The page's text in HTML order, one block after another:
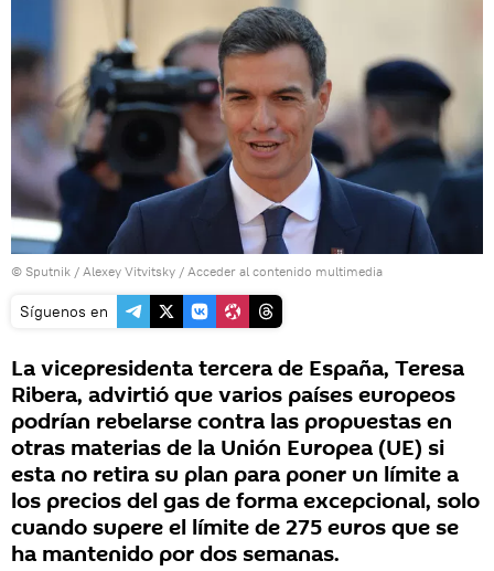
© Sputnik / Alexey Vitvitsky / Acceder al contenido multimedia
Síguenos en
La vicepresidenta tercera de España, Teresa
Ribera, advirtió que varios países europeos
podrían rebelarse contra las propuestas en
otras materias de la Unión Europea (UE) si
esta no retira su plan para poner un límite a
los precios del gas de forma excepcional, solo
cuando supere el límite de 275 euros que se
ha mantenido por dos semanas.